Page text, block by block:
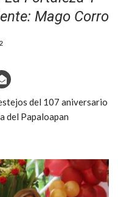
Mago Corro
del 107 aniversario
del Papaloapan